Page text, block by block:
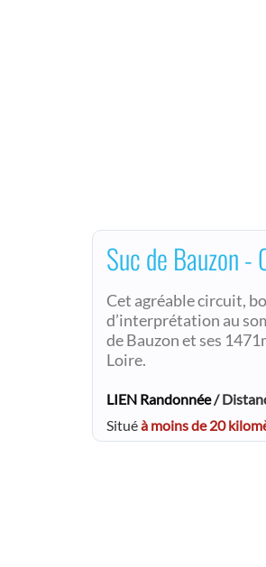
Suc de Bauzon -
Cet agréable circuit,
d’interprétation au
de Bauzon et ses
Loire.
LIEN Randonnée/
Situéà moins de 20